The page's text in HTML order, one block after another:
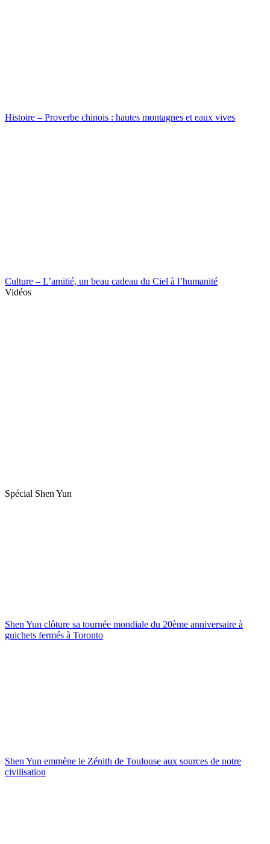
Histoire – Proverbe chinois : hautes montagnes et eaux vives
Culture – L’amitié, un beau cadeau du Ciel à l’humanité
Vidéos
Spécial Shen Yun
Shen Yun clôture sa tournée mondiale du 20ème anniversaire à
guichets fermés à Toronto
Shen Yun emmène le Zénith de Toulouse aux sources de notre
civilisation